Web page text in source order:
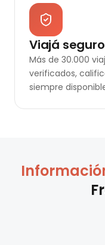
Viajá
Más de 30.000
verificados,
siempre